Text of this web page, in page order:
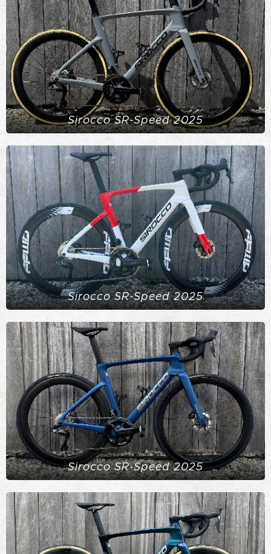
Sirocco SR-Speed 2025
Sirocco SR-Speed 2025
Sirocco SR-Speed 2025